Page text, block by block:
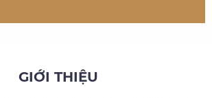
GIỚI THIỆU